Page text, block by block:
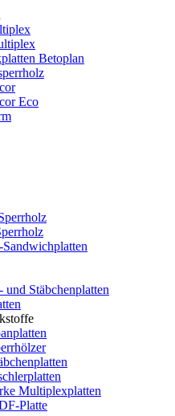
Betoplan
Eco
Sandwichplatten
und Stäbchenplatten
Multiplexplatten
Platte